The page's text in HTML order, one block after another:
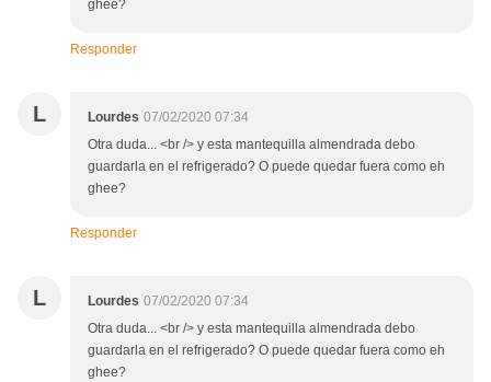
ghee?
Responder
L Lourdes 07/02/2020 07:34
Otra duda... <br /> y esta mantequilla almendrada debo
guardarla en el refrigerado? O puede quedar fuera como eh
ghee?
Responder
L Lourdes 07/02/2020 07:34
Otra duda... <br /> y esta mantequilla almendrada debo
guardarla en el refrigerado? O puede quedar fuera como eh
ghee?